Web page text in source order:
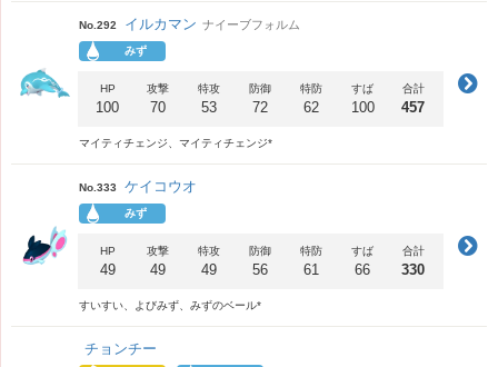
No.292 イルカマン ナイーブフォルム
みず
HP
100
攻撃
70
特攻
53
防御
72
特防
62
すば
100
合計
457
マイティチェンジ、マイティチェンジ*
No.333 ケイコウオ
みず
HP
49
攻撃
49
特攻
49
防御
56
特防
61
すば
66
合計
330
すいすい、よびみず、みずのベール*
チョンチー